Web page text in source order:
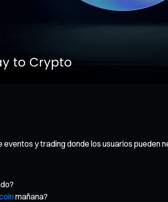
y trading donde los usuarios
mañana?